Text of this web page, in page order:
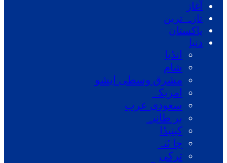
آغاز
تازہ ترین
پاکستان
دنیا
انڈیا
شام
مشرق وسطی ایشو
امریکہ
سعودی عرب
بر طانیہ
کینیڈا
چا ئنہ
ترکی